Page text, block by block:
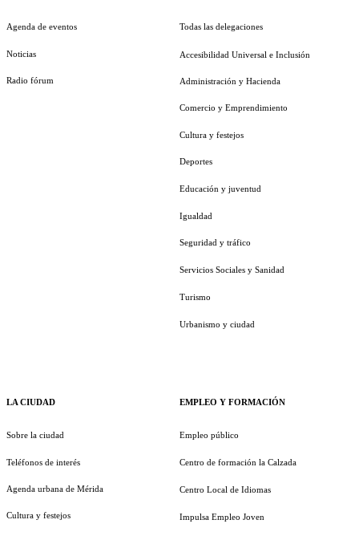
Agenda de eventos
Noticias
Radio fórum
LA CIUDAD
Sobre la ciudad
Teléfonos de interés
Agenda urbana de Mérida
Cultura y festejos
Todas las delegaciones
Accesibilidad Universal e Inclusión
Administración y Hacienda
Comercio y Emprendimiento
Cultura y festejos
Deportes
Educación y juventud
Igualdad
Seguridad y tráfico
Servicios Sociales y Sanidad
Turismo
Urbanismo y ciudad
EMPLEO Y FORMACIÓN
Empleo público
Centro de formación la Calzada
Centro Local de Idiomas
Impulsa Empleo Joven